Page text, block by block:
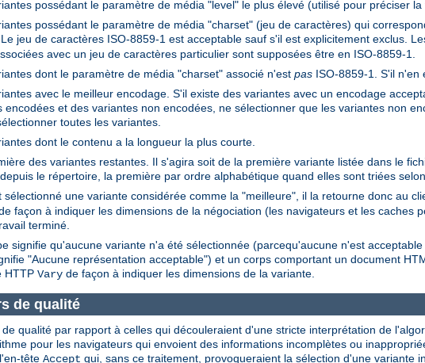
possédant le paramètre de média "level" le plus élevé (utilisé pour préciser
possédant le paramètre de média "charset" (jeu de caractères) qui
Le jeu de caractères ISO-8859-1 est acceptable sauf s'il est explicitement exclus.
avec un jeu de caractères particulier sont supposées être en ISO-8859-1.
dont le paramètre de média "charset" associé n'est pas ISO-8859-1. S'il n'en
avec le meilleur encodage. S'il existe des variantes avec un encodage
encodées et des variantes non encodées, ne sélectionner que les variantes non
toutes les variantes.
dont le contenu a la longueur la plus courte.
des variantes restantes. Il s'agira soit de la première variante listée dans le
le répertoire, la première par ordre alphabétique quand elles sont triées selon
une variante considérée comme la "meilleure", il la retourne donc au
façon à indiquer les dimensions de la négociation (les navigateurs et les caches
terminé.
signifie qu'aucune variante n'a été sélectionnée (parcequ'aucune n'est
"Aucune représentation acceptable") et un corps comportant un document
HTTP Vary de façon à indiquer les dimensions de la variante.
de qualité
qualité par rapport à celles qui découleraient d'une stricte interprétation de
pour les navigateurs qui envoient des informations incomplètes ou
tête Accept qui, sans ce traitement, provoqueraient la sélection d'une variante